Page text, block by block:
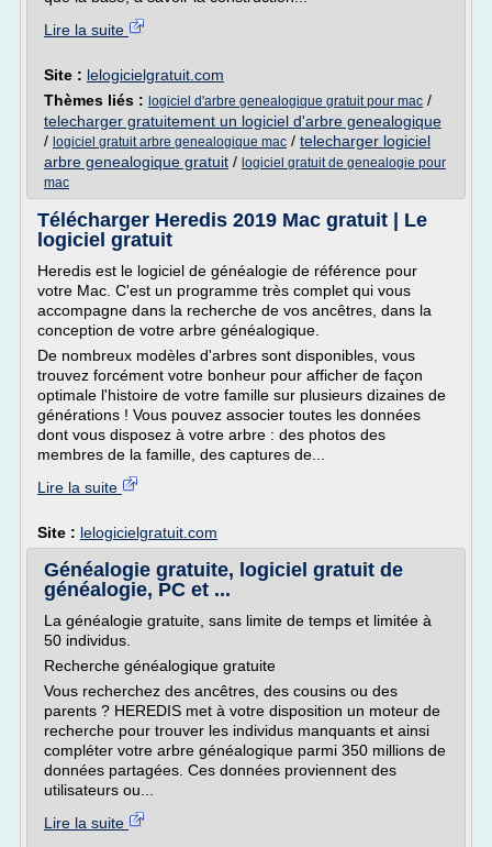
Lire la suite
Site : lelogicielgratuit.com
Thèmes liés : logiciel d'arbre genealogique gratuit pour mac /
telecharger gratuitement un logiciel d'arbre genealogique
/ logiciel gratuit arbre genealogique mac / telecharger logiciel
arbre genealogique gratuit / logiciel gratuit de genealogie pour
mac
Télécharger Heredis 2019 Mac gratuit | Le
logiciel gratuit
Heredis est le logiciel de généalogie de référence pour
votre Mac. C'est un programme très complet qui vous
accompagne dans la recherche de vos ancêtres, dans la
conception de votre arbre généalogique.
De nombreux modèles d'arbres sont disponibles, vous
trouvez forcément votre bonheur pour afficher de façon
optimale l'histoire de votre famille sur plusieurs dizaines de
générations ! Vous pouvez associer toutes les données
dont vous disposez à votre arbre : des photos des
membres de la famille, des captures de...
Lire la suite
Site : lelogicielgratuit.com
Généalogie gratuite, logiciel gratuit de
généalogie, PC et ...
La généalogie gratuite, sans limite de temps et limitée à
50 individus.
Recherche généalogique gratuite
Vous recherchez des ancêtres, des cousins ou des
parents ? HEREDIS met à votre disposition un moteur de
recherche pour trouver les individus manquants et ainsi
compléter votre arbre généalogique parmi 350 millions de
données partagées. Ces données proviennent des
utilisateurs ou...
Lire la suite